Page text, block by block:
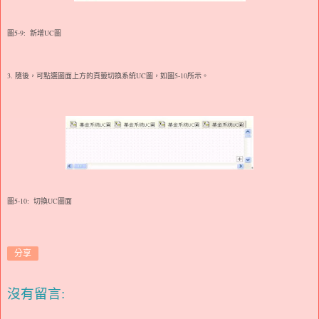
圖5-9: 新增UC圖
3. 隨後，可點選圖面上方的頁籤切換系統UC圖，如圖5-10所示。
圖5-10: 切換UC圖面
分享
沒有留言: